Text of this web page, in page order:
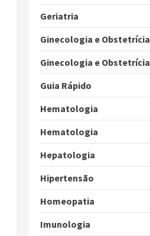
Geriatria
Ginecologia e Obstetrícia
Ginecologia e Obstetrícia
Guia Rápido
Hematologia
Hematologia
Hepatologia
Hipertensão
Homeopatia
Imunologia